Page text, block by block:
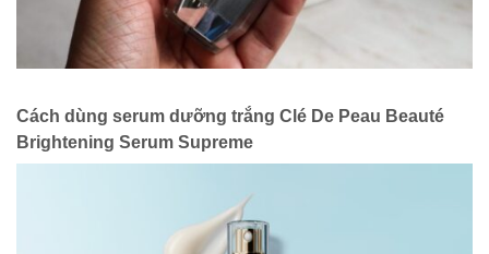
Cách dùng serum dưỡng trắng Clé De Peau Beauté
Brightening Serum Supreme